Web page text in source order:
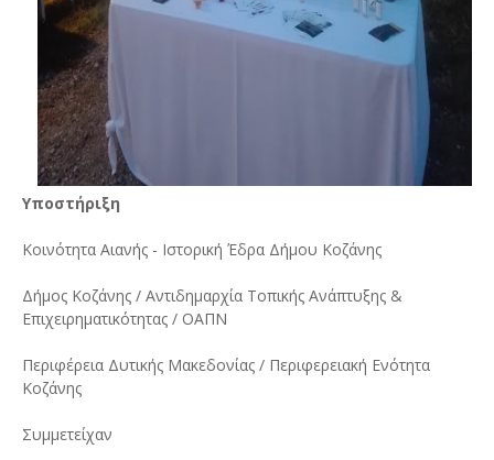
Υποστήριξη
Κοινότητα Αιανής - Ιστορική Έδρα Δήμου Κοζάνης
Δήμος Κοζάνης / Αντιδημαρχία Τοπικής Ανάπτυξης &
Επιχειρηματικότητας / ΟΑΠΝ
Περιφέρεια Δυτικής Μακεδονίας / Περιφερειακή Ενότητα
Κοζάνης
Συμμετείχαν